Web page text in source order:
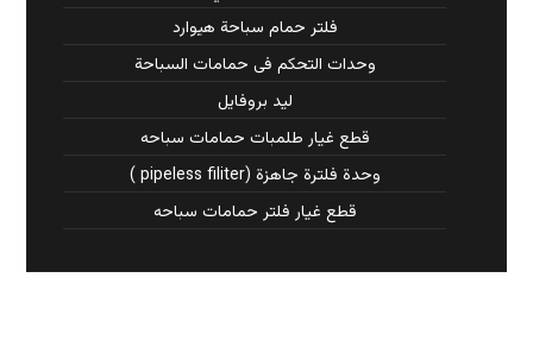
فلتر حمام سباحة هيوارد
وحدات التحكم فى حمامات السباحة
ليد بروفايل
قطع غيار طلمبات حمامات سباحه
وحدة فلترة جاهزة (pipeless filiter )
قطع غيار فلتر حمامات سباحه